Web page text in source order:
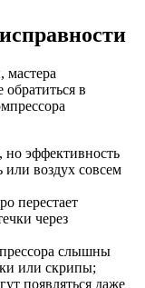
в
но эффективность
или воздух совсем
перестает
через
слышны
или скрипы;
появляться даже